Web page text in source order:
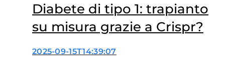
Diabete di tipo 1: trapianto
su misura grazie a Crispr?
2025-09-15T14:39:07